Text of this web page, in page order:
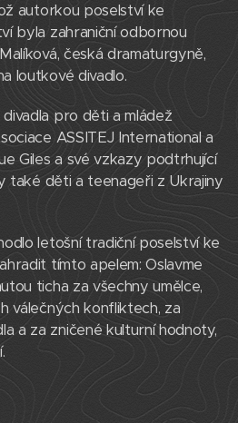
autorkou poselství ke
byla zahraniční odbornou
česká dramaturgyně,
loutkové divadlo.
pro děti a mládež
ASSITEJ International a
Giles a své vzkazy podtrhující
také děti a teenageři z Ukrajiny
letošní tradiční poselství ke
tímto apelem: Oslavme
ticha za všechny umělce,
válečných konfliktech, za
a za zničené kulturní hodnoty,